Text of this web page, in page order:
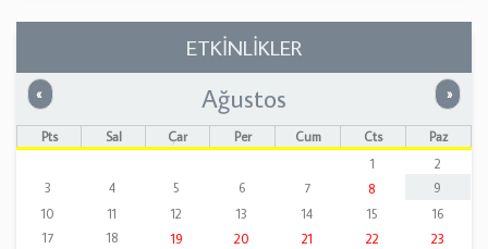
ETKİNLİKLER
« Önceki »
Ağustos
Pts Sal Çar Per Cum Cts
Paz
1
2
3
4 5 6 7 8
9
10
11 12 13 14 15
16
17
18 19 20 21 22
23